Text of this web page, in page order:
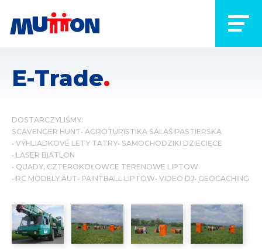
E-Trade
DOSTARCZYLIŚMY:
SCAVENGER HUNT AGROTURISTIKA SALAŠ PASTIERSKA
VÝHLIADKOVÉ LETY TATRY SAMOCHODZIKI DZIECIĘCE
LASER BIATLON
QUADY, CZTEROKOŁOWCE TERENOWE LIPTOW
RC MODELY ÁUT PAINTBALL LIPTOW VIDEO DJ GEOCACHING